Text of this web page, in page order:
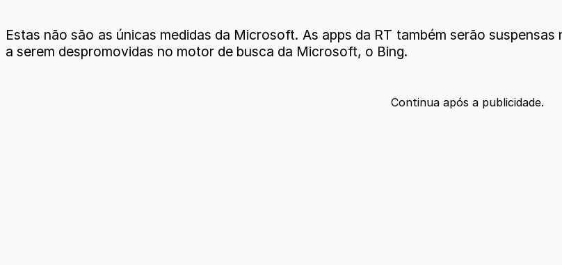
Estas não são as únicas medidas da Microsoft. As apps da RT também serão
a serem despromovidas no motor de busca da Microsoft, o Bing.
Continua após a publicidade.